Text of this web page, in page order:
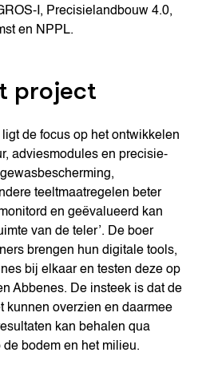
I, Precisielandbouw 4.0,
en NPPL.
project
ligt de focus op het ontwikkelen
adviesmodules en precisie-
teeltmaatregelen beter
en geëvalueerd kan
van de teler’. De boer
brengen hun digitale tools,
bij elkaar en testen deze op
Abbenes. De insteek is dat de
kunnen overzien en daarmee
kan behalen qua
bodem en het milieu.